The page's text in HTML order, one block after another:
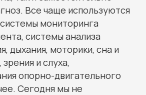
Все чаще используются
мониторинга
системы анализа
дыхания, моторики, сна и
и слуха,
опорно-двигательного
Сегодня мы не